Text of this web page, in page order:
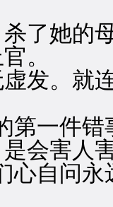
她的母
。
。就连
一件错
会害人
自问永